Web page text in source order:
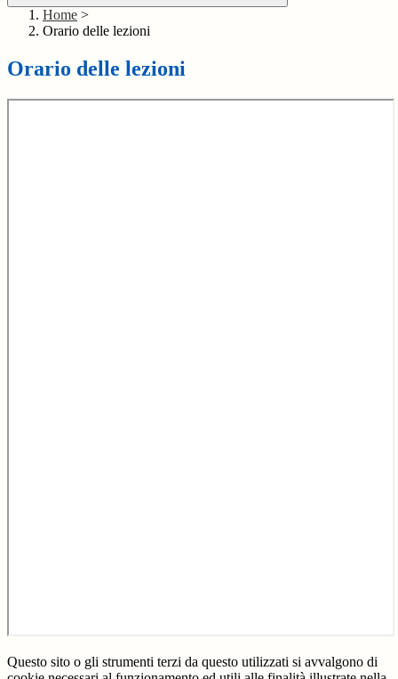
Home >
Orario delle lezioni
Orario delle lezioni
Questo sito o gli strumenti terzi da questo utilizzati si avvalgono di